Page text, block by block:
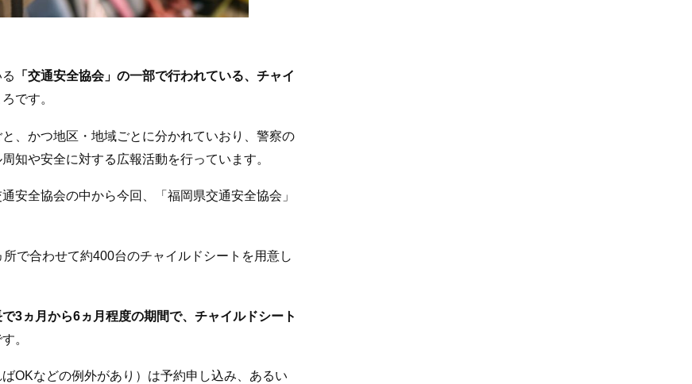
「交通安全協会」の一部で行われている、チャイ
です。
、かつ地区・地域ごとに分かれていおり、警察の
知や安全に対する広報活動を行っています。
安全協会の中から今回、「福岡県交通安全協会」
で合わせて約400台のチャイルドシートを用意し
3ヵ月から6ヵ月程度の期間で、チャイルドシート
。
OKなどの例外があり）は予約申し込み、あるい